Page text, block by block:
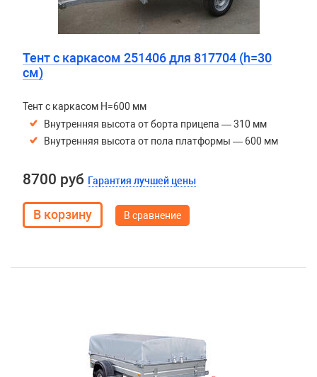
Тент с каркасом 251406 для 817704 (h=30
см)
Тент с каркасом H=600 мм
Внутренняя высота от борта прицепа — 310 мм
Внутренняя высота от пола платформы — 600 мм
8700 руб Гарантия лучшей цены
В сравнение